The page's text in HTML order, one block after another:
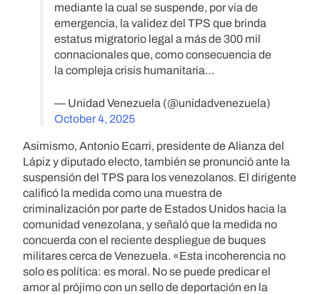
mediante la cual se suspende, por vía de
emergencia, la validez del TPS que brinda
estatus migratorio legal a más de 300 mil
connacionales que, como consecuencia de
la compleja crisis humanitaria…
— Unidad Venezuela (@unidadvenezuela)
October 4, 2025
Asimismo, Antonio Ecarri, presidente de Alianza del
Lápiz y diputado electo, también se pronunció ante la
suspensión del TPS para los venezolanos. El dirigente
calificó la medida como una muestra de
criminalización por parte de Estados Unidos hacia la
comunidad venezolana, y señaló que la medida no
concuerda con el reciente despliegue de buques
militares cerca de Venezuela. «Esta incoherencia no
solo es política: es moral. No se puede predicar el
amor al prójimo con un sello de deportación en la